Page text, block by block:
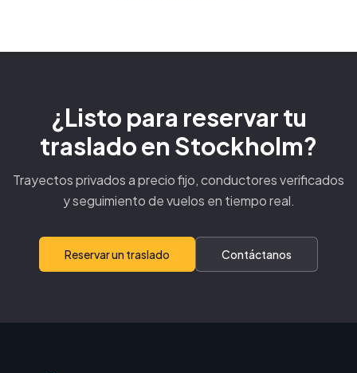
¿Listo para reservar tu
traslado en Stockholm?
Trayectos privados a precio fijo, conductores verificados
y seguimiento de vuelos en tiempo real.
Reservar un traslado Contáctanos